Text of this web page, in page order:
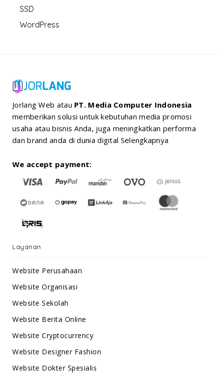
SSD
WordPress
Jorlang Web atau PT. Media Computer Indonesia
memberikan solusi untuk kebutuhan media promosi
usaha atau bisnis Anda, juga meningkatkan performa
dan brand anda di dunia digital Selengkapnya
We accept payment:
Layanan
Website Perusahaan
Website Organisasi
Website Sekolah
Website Berita Online
Website Cryptocurrency
Website Designer Fashion
Website Dokter Spesialis